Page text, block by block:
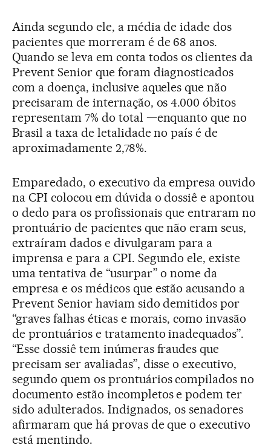
Ainda segundo ele, a média de idade dos
pacientes que morreram é de 68 anos.
Quando se leva em conta todos os clientes da
Prevent Senior que foram diagnosticados
com a doença, inclusive aqueles que não
precisaram de internação, os 4.000 óbitos
representam 7% do total —enquanto que no
Brasil a taxa de letalidade no país é de
aproximadamente 2,78%.
Emparedado, o executivo da empresa ouvido
na CPI colocou em dúvida o dossiê e apontou
o dedo para os profissionais que entraram no
prontuário de pacientes que não eram seus,
extraíram dados e divulgaram para a
imprensa e para a CPI. Segundo ele, existe
uma tentativa de “usurpar” o nome da
empresa e os médicos que estão acusando a
Prevent Senior haviam sido demitidos por
“graves falhas éticas e morais, como invasão
de prontuários e tratamento inadequados”.
“Esse dossiê tem inúmeras fraudes que
precisam ser avaliadas”, disse o executivo,
segundo quem os prontuários compilados no
documento estão incompletos e podem ter
sido adulterados. Indignados, os senadores
afirmaram que há provas de que o executivo
está mentindo.